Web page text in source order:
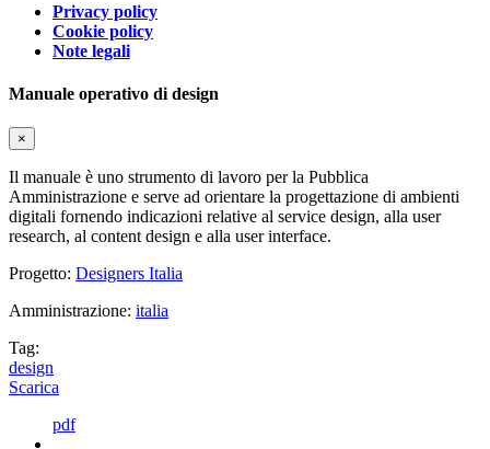
Privacy policy
Cookie policy
Note legali
Manuale operativo di design
×
Il manuale è uno strumento di lavoro per la Pubblica
Amministrazione e serve ad orientare la progettazione di ambienti
digitali fornendo indicazioni relative al service design, alla user
research, al content design e alla user interface.
Progetto: Designers Italia
Amministrazione: italia
Tag:
design
Scarica
pdf